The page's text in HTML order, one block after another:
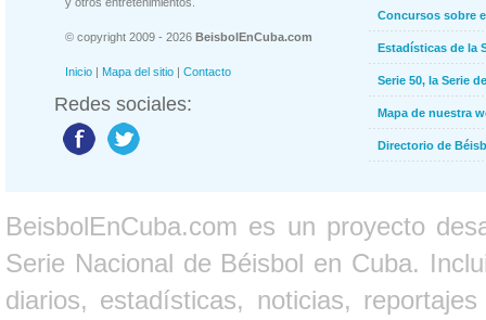
© copyright 2009 - 2026 BeisbolEnCuba.com
Inicio | Mapa del sitio | Contacto
Redes sociales:
Concursos sobre
Estadísticas de la
Serie 50, la Serie
Mapa de nuestra
Directorio de
BeisbolEnCuba.com es un proyecto
Serie Nacional de Béisbol en Cuba.
diarios, estadísticas, noticias,